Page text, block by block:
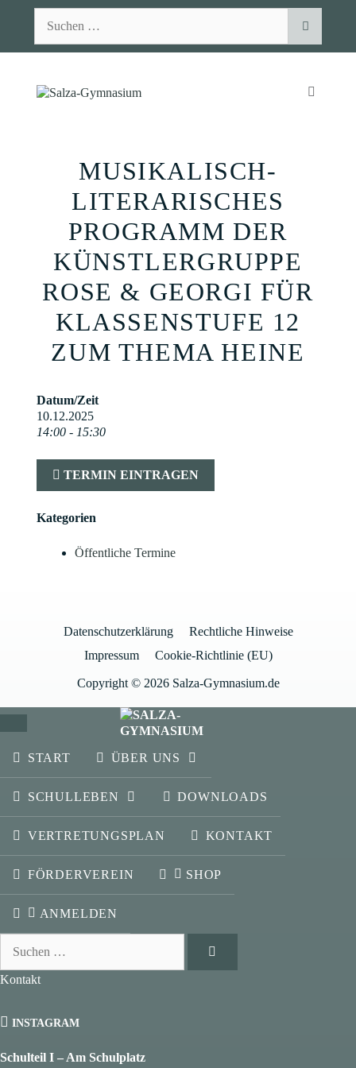
nach:
MUSIKALISCH-
LITERARISCHES
PROGRAMM DER
KÜNSTLERGRUPPE
ROSE & GEORGI FÜR
KLASSENSTUFE 12
ZUM THEMA HEINE
Datum/Zeit
10.12.2025
14:00 - 15:30
TERMIN EINTRAGEN
Kategorien
Öffentliche Termine
Datenschutzerklärung
Rechtliche Hinweise
Impressum
Cookie-Richtlinie (EU)
Copyright © 2026 Salza-Gymnasium.de
SCHLIESSEN
START
ÜBER UNS
SCHULLEBEN DOWNLOADS
VERTRETUNGSPLAN KONTAKT
FÖRDERVEREIN SHOP
ANMELDEN
nach:
Kontakt
INSTAGRAM
Schulteil I – Am Schulplatz